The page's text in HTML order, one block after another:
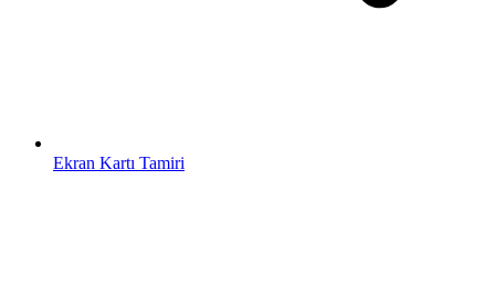
Ekran Kartı Tamiri